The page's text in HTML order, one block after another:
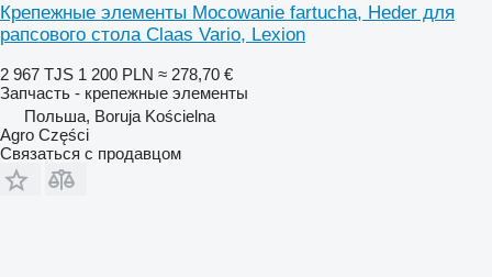
Крепежные элементы Mocowanie fartucha, Heder для
рапсового стола Claas Vario, Lexion
2 967 TJS 1 200 PLN ≈ 278,70 €
Запчасть - крепежные элементы
Польша, Boruja Kościelna
Agro Części
Связаться с продавцом